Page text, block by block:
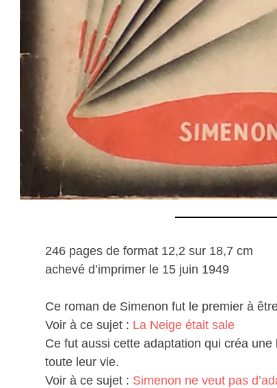
246 pages de format 12,2 sur 18,7 cm
achevé d’imprimer le 15 juin 1949
Ce roman de Simenon fut le premier à
Voir à ce sujet : La Neige était sale
Ce fut aussi cette adaptation qui créa
toute leur vie.
Voir à ce sujet : Simenon ne veut pas